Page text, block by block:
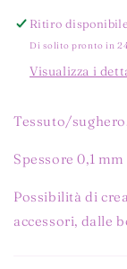
Ritiro
Di solito pronto in
Visualizza i
Tessuto/
Spessore 0,1 mm
Possibilità di
accessori, dalle